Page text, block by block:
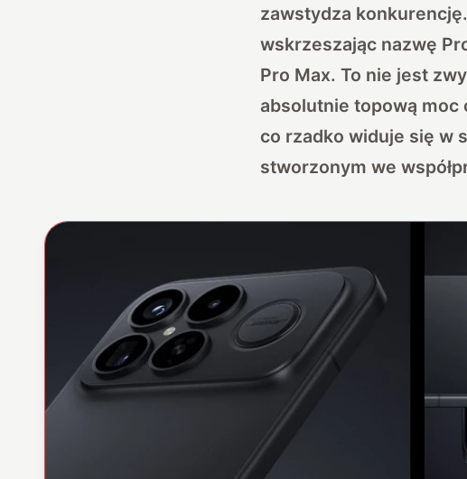
zawstydza
wskrzeszając nazwę
Pro Max. To nie jest
absolutnie topową moc
co rzadko widuje się w
stworzonym we